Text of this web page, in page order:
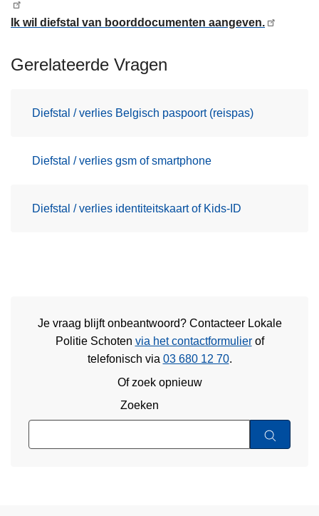
Ik wil diefstal van boorddocumenten aangeven.
Gerelateerde Vragen
Diefstal / verlies Belgisch paspoort (reispas)
Diefstal / verlies gsm of smartphone
Diefstal / verlies identiteitskaart of Kids-ID
Je vraag blijft onbeantwoord? Contacteer Lokale
Politie Schoten via het contactformulierof
telefonisch via 03 680 12 70.
Of zoek opnieuw
Zoeken